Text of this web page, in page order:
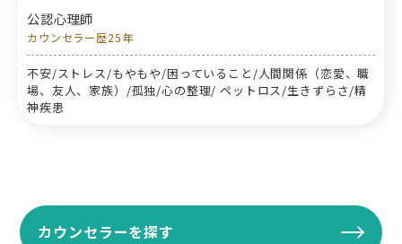
公認心理師
カウンセラー歴25年
不安/ストレス/もやもや/困っていること/人間関係（恋愛、職
場、友人、家族）/孤独/心の整理/ ペットロス/生きずらさ/精
神疾患
カウンセラーを探す